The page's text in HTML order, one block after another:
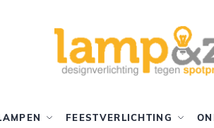
FEESTVERLICHTING